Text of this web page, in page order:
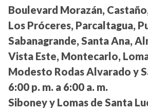
Boulevard Morazán,
Los Próceres, Parcaltagua,
Sabanagrande, Santa Ana,
Vista Este, Montecarlo,
Modesto Rodas Alvarado y
6:00 p. m. a 6:00 a. m.
Siboney y Lomas de Santa